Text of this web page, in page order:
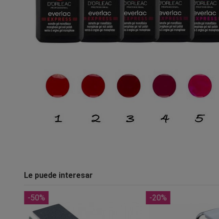
Le puede interesar
-50% -20%